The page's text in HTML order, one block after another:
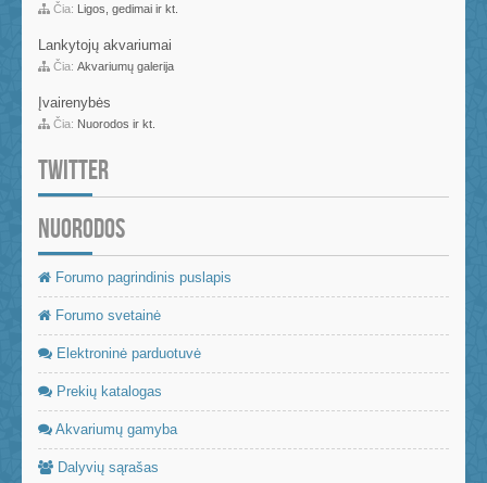
Čia: Ligos, gedimai ir kt.
Lankytojų akvariumai
Čia: Akvariumų galerija
Įvairenybės
Čia: Nuorodos ir kt.
TWITTER
NUORODOS
Forumo pagrindinis puslapis
Forumo svetainė
Elektroninė parduotuvė
Prekių katalogas
Akvariumų gamyba
Dalyvių sąrašas